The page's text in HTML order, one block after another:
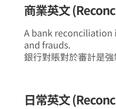
商業英文
A bank
and frauds.
銀行對賬對於審計是
日常英文